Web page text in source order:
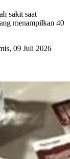
sakit saat
menampilkan 40
09 Juli 2026